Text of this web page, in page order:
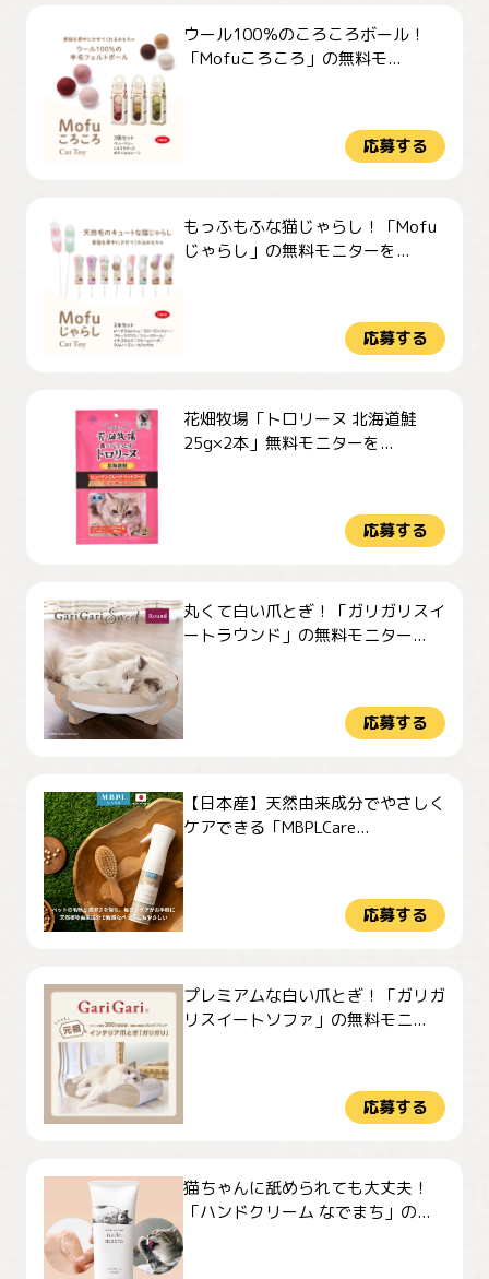
ウール100％のころころボール！
「Mofuころころ」の無料モ...
応募する
もっふもふな猫じゃらし！「Mofu
じゃらし」の無料モニターを...
応募する
花畑牧場「トロリーヌ 北海道鮭
25g×2本」無料モニターを...
応募する
丸くて白い爪とぎ！「ガリガリスイ
ートラウンド」の無料モニター...
応募する
【日本産】天然由来成分でやさしく
ケアできる「MBPLCare...
応募する
プレミアムな白い爪とぎ！「ガリガ
リスイートソファ」の無料モニ...
応募する
猫ちゃんに舐められても大丈夫！
「ハンドクリーム なでまち」の...